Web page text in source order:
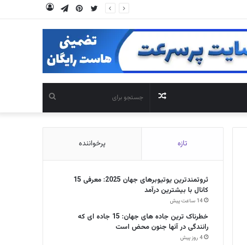
تلگرام
‫پین‌ترست توییتر
برای
نوشته
تصادفی
تازه پرخواننده
ثروتمندترین یوتیوبرهای جهان 2025: معرفی 15
کانال با بیشترین درآمد
14 ساعت پیش
خطرناک ترین جاده های جهان: 15 جاده ای که
رانندگی در آنها جنون محض است
4 روز پیش